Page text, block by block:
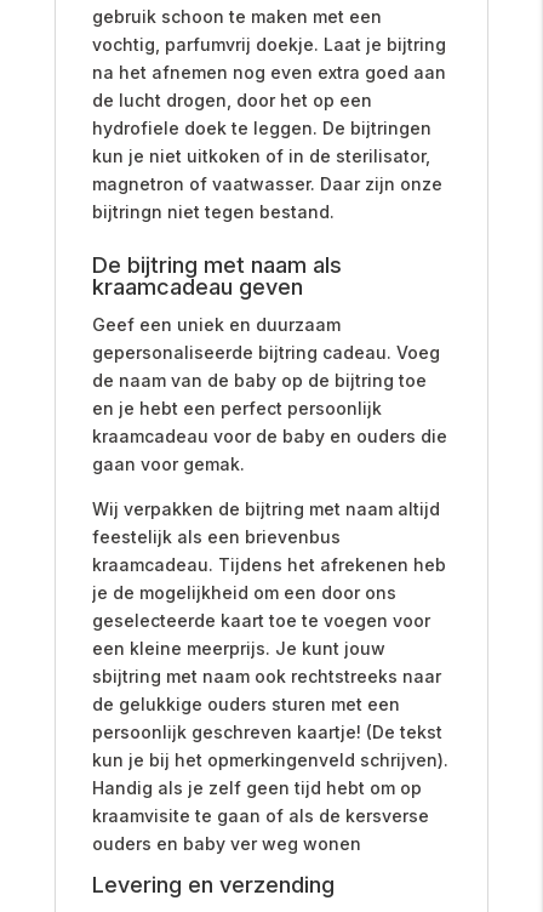
gebruik schoon te maken met een
vochtig, parfumvrij doekje. Laat je bijtring
na het afnemen nog even extra goed aan
de lucht drogen, door het op een
hydrofiele doek te leggen. De bijtringen
kun je niet uitkoken of in de sterilisator,
magnetron of vaatwasser. Daar zijn onze
bijtringn niet tegen bestand.
De bijtring met naam als
kraamcadeau geven
Geef een uniek en duurzaam
gepersonaliseerde bijtring cadeau. Voeg
de naam van de baby op de bijtring toe
en je hebt een perfect persoonlijk
kraamcadeau voor de baby en ouders die
gaan voor gemak.
Wij verpakken de bijtring met naam altijd
feestelijk als een brievenbus
kraamcadeau. Tijdens het afrekenen heb
je de mogelijkheid om een door ons
geselecteerde kaart toe te voegen voor
een kleine meerprijs. Je kunt jouw
sbijtring met naam ook rechtstreeks naar
de gelukkige ouders sturen met een
persoonlijk geschreven kaartje! (De tekst
kun je bij het opmerkingenveld schrijven).
Handig als je zelf geen tijd hebt om op
kraamvisite te gaan of als de kersverse
ouders en baby ver weg wonen
Levering en verzending